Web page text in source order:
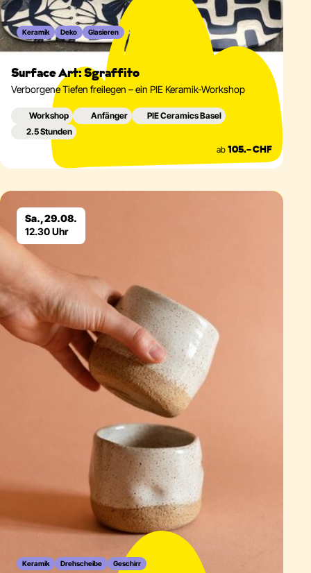
Keramik Deko Glasieren
Surface Art: Sgraffito
Verborgene Tiefen freilegen – ein PIE Keramik-Workshop
Workshop Anfänger
PIE Ceramics Basel
2.5 Stunden
ab 105.– CHF
Sa., 29.08.
12.30 Uhr
Keramik Drehscheibe Geschirr